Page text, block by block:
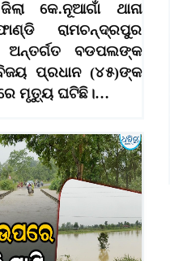
କେ.ନୂଆଗାଁ ଥାନା
ରାମଚନ୍ଦ୍ରପୁର
ଅନ୍ତର୍ଗତ ବଡପଲଙ୍କ
ପ୍ରଧାନ (୪୫)ଙ୍କ
ମୃତ୍ୟୁ ଘଟିଛି।…